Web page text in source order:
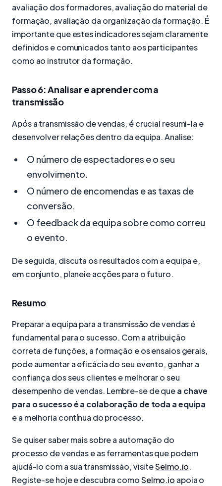
avaliação dos formadores, avaliação do material de
formação, avaliação da organização da formação. É
importante que estes indicadores sejam claramente
definidos e comunicados tanto aos participantes
como ao instrutor da formação.
Passo 6: Analisar e aprender com a
transmissão
Após a transmissão de vendas, é crucial resumi-la e
desenvolver relações dentro da equipa. Analise:
O número de espectadores e o seu
envolvimento.
O número de encomendas e as taxas de
conversão.
O feedback da equipa sobre como correu
o evento.
De seguida, discuta os resultados com a equipa e,
em conjunto, planeie acções para o futuro.
Resumo
Preparar a equipa para a transmissão de vendas é
fundamental para o sucesso. Com a atribuição
correta de funções, a formação e os ensaios gerais,
pode aumentar a eficácia do seu evento, ganhar a
confiança dos seus clientes e melhorar o seu
desempenho de vendas. Lembre-se de quea chave
para o sucesso é a colaboração de toda a equipa
e a melhoria contínua do processo.
Se quiser saber mais sobre a automação do
processo de vendas e as ferramentas que podem
ajudá-lo com a sua transmissão, visiteSelmo.io.
Registe-se hoje e descubra comoSelmo.io apoia o